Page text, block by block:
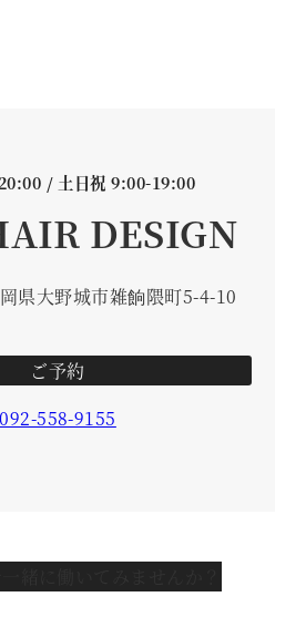
/ 土日祝 9:00-19:00
DESIGN
県大野城市雑餉隈町5-4-10
ご予約
092-558-9155